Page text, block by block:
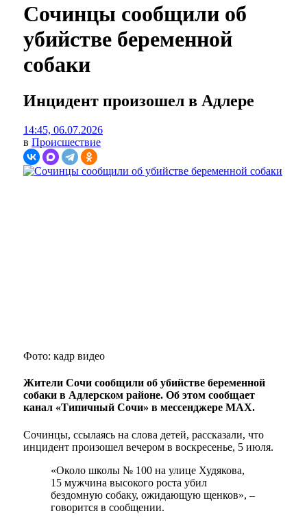
Сочинцы сообщили об
убийстве беременной
собаки
Инцидент произошел в Адлере
14:45, 06.07.2026
в Происшествие
Фото: кадр видео
Жители Сочи сообщили об убийстве беременной
собаки в Адлерском районе. Об этом сообщает
канал «Типичный Сочи» в мессенджере MAX.
Сочинцы, ссылаясь на слова детей, рассказали, что
инцидент произошел вечером в воскресенье, 5 июля.
«Около школы № 100 на улице Худякова,
15 мужчина высокого роста убил
бездомную собаку, ожидающую щенков», –
говорится в сообщении.